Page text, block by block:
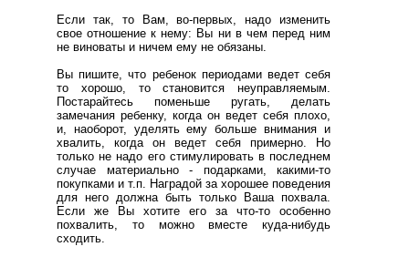
Если так, то Вам, во-первых, надо изменить
свое отношение к нему: Вы ни в чем перед ним
не виноваты и ничем ему не обязаны.
Вы пишите, что ребенок периодами ведет себя
то хорошо, то становится неуправляемым.
Постарайтесь поменьше ругать, делать
замечания ребенку, когда он ведет себя плохо,
и, наоборот, уделять ему больше внимания и
хвалить, когда он ведет себя примерно. Но
только не надо его стимулировать в последнем
случае материально - подарками, какими-то
покупками и т.п. Наградой за хорошее поведения
для него должна быть только Ваша похвала.
Если же Вы хотите его за что-то особенно
похвалить, то можно вместе куда-нибудь
сходить.